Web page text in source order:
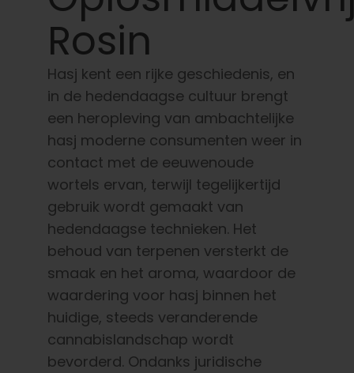
Nederlands
Zoeken:Rosin
Hasj kent een rijke geschiedenis, en
in de hedendaagse cultuur brengt
een heropleving van ambachtelijke
hasj moderne consumenten weer in
contact met de eeuwenoude
wortels ervan, terwijl tegelijkertijd
gebruik wordt gemaakt van
hedendaagse technieken. Het
behoud van terpenen versterkt de
smaak en het aroma, waardoor de
waardering voor hasj binnen het
huidige, steeds veranderende
cannabislandschap wordt
bevorderd. Ondanks juridische